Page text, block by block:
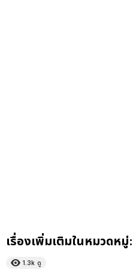
เรื่องเพิ่มเติมในหมวดหมู่:
1.3k ดู